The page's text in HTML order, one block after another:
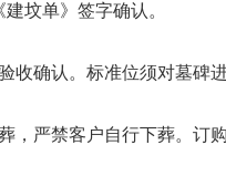
坟单》签字确认。
确认。标准位须对墓碑
严禁客户自行下葬。订